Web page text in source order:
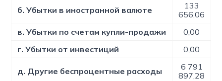
б. Убытки в иностранной валюте
133
656,06
в. Убытки по счетам купли-продажи
0,00
г. Убытки от инвестиций
0,00
д. Другие беспроцентные расходы
6 791
897,28